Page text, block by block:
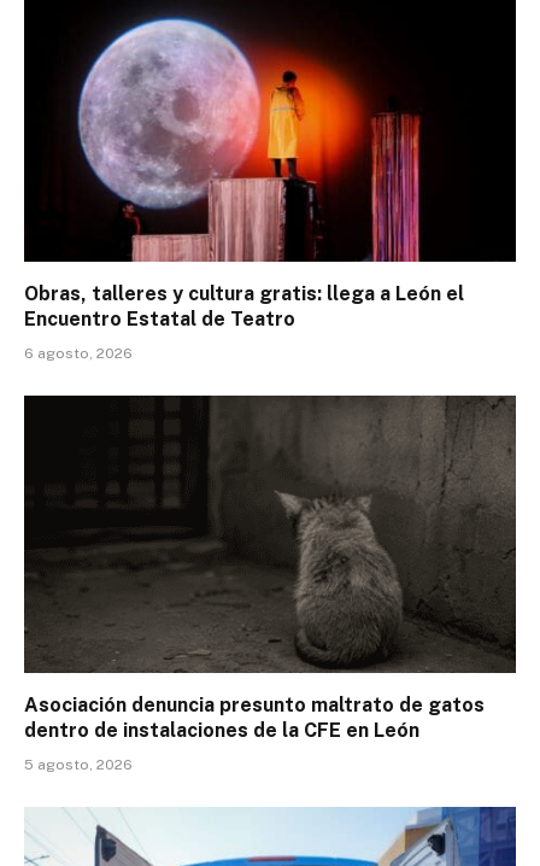
Obras, talleres y cultura gratis: llega a León el
Encuentro Estatal de Teatro
6 agosto, 2026
Asociación denuncia presunto maltrato de gatos
dentro de instalaciones de la CFE en León
5 agosto, 2026